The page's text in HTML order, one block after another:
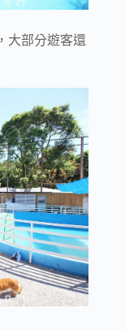
大部分遊客還